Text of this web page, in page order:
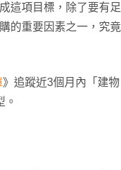
這項目標，除了要有足
的重要因素之一，究竟
》追蹤近3個月內「建物
。